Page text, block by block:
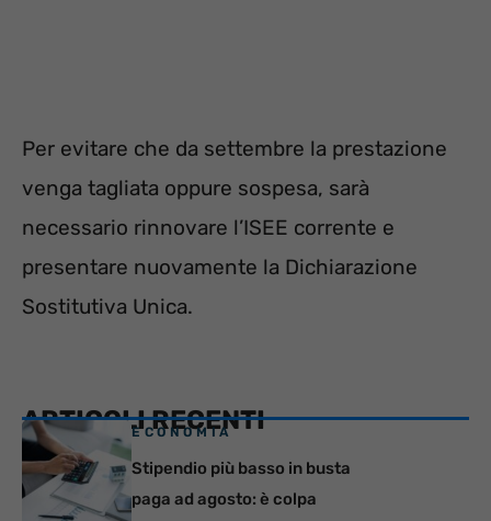
Per evitare che da settembre la prestazione
venga tagliata oppure sospesa, sarà
necessario rinnovare l’ISEE corrente e
presentare nuovamente la Dichiarazione
Sostitutiva Unica.
ARTICOLI RECENTI
ECONOMIA
Stipendio più basso in busta
paga ad agosto: è colpa